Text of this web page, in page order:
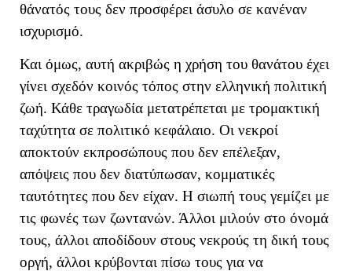
θάνατός τους δεν προσφέρει άσυλο σε κανέναν
ισχυρισμό.
Και όμως, αυτή ακριβώς η χρήση του θανάτου έχει
γίνει σχεδόν κοινός τόπος στην ελληνική πολιτική
ζωή. Κάθε τραγωδία μετατρέπεται με τρομακτική
ταχύτητα σε πολιτικό κεφάλαιο. Οι νεκροί
αποκτούν εκπροσώπους που δεν επέλεξαν,
απόψεις που δεν διατύπωσαν, κομματικές
ταυτότητες που δεν είχαν. Η σιωπή τους γεμίζει με
τις φωνές των ζωντανών. Άλλοι μιλούν στο όνομά
τους, άλλοι αποδίδουν στους νεκρούς τη δική τους
οργή, άλλοι κρύβονται πίσω τους για να